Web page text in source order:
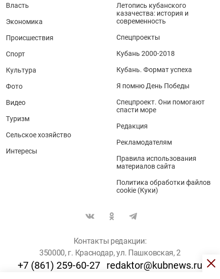
Власть
Экономика
Происшествия
Спорт
Культура
Фото
Видео
Туризм
Сельское хозяйство
Интересы
Летопись кубанского
казачества: история и
современность
Спецпроекты
Кубань 2000-2018
Кубань. Формат успеха
Я помню День Победы
Спецпроект. Они помогают
спасти море
Редакция
Рекламодателям
Правила использования
материалов сайта
Политика обработки файлов
cookie (Куки)
Контакты редакции:
350000, г. Краснодар, ул. Пашковская, 2
+7 (861) 259-60-27 redaktor@kubnews.ru